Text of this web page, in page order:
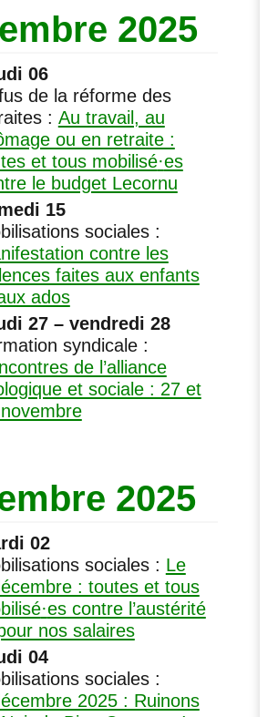
2025
06
de la réforme des
: Au travail, au
ou en retraite :
et tous mobilisé·es
le budget Lecornu
15
sociales :
contre les
faites aux enfants
ados
27 – vendredi 28
syndicale :
de l’alliance
et sociale : 27 et
2025
02
sociales : Le
: toutes et tous
·es contre l’austérité
nos salaires
04
sociales :
2025 : Ruinons